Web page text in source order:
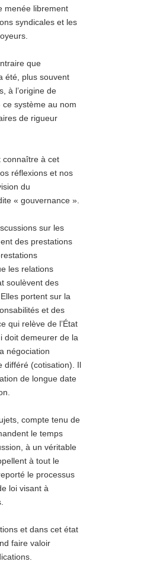
menée librement
syndicales et les
que
été, plus souvent
à l’origine de
système au nom
de rigueur
connaître à cet
réflexions et nos
du
« gouvernance ».
sur les
des prestations
les relations
soulèvent des
portent sur la
et des
qui relève de l’État
doit demeurer de la
négociation
différé (cotisation). Il
de longue date
compte tenu de
le temps
à un véritable
à tout le
le processus
loi visant à
et dans cet état
faire valoir